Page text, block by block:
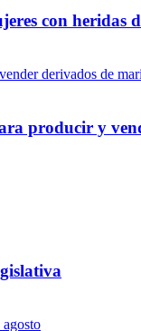
con heridas
producir y